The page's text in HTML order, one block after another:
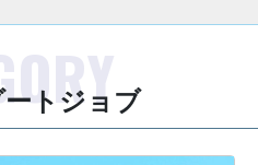
ートジョブ